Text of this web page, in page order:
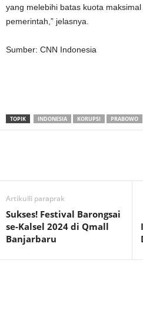
yang melebihi batas kuota
pemerintah,” jelasnya.
Sumber: CNN Indonesia
TOPIK INDONESIA KORUPSI PRABOWO
Artikulli paraprak
Sukses! Festival Barongsai
se-Kalsel 2024 di Qmall
Banjarbaru